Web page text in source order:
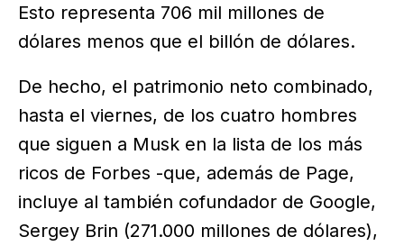
Esto representa 706 mil millones de
dólares menos que el billón de dólares.
De hecho, el patrimonio neto combinado,
hasta el viernes, de los cuatro hombres
que siguen a Musk en la lista de los más
ricos de Forbes -que, además de Page,
incluye al también cofundador de Google,
Sergey Brin (271.000 millones de dólares),